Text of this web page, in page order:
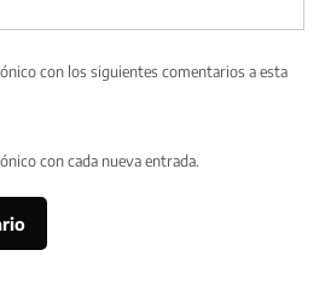
con los siguientes comentarios a esta
con cada nueva entrada.